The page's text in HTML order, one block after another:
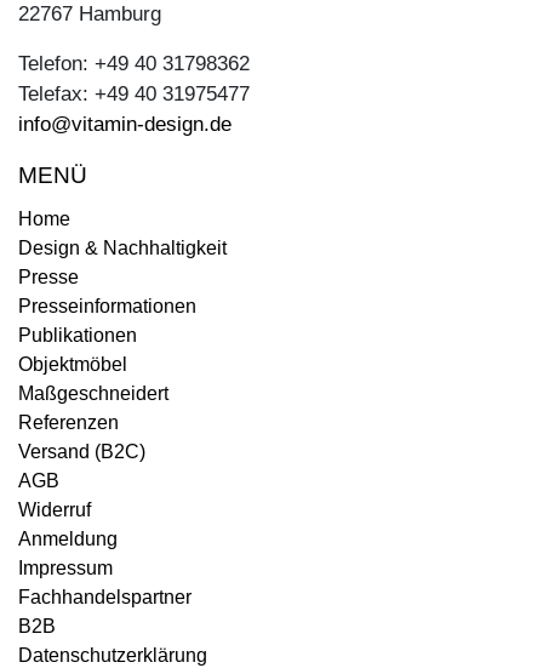
22767 Hamburg
Telefon: +49 40 31798362
Telefax: +49 40 31975477
info@vitamin-design.de
MENÜ
Home
Design & Nachhaltigkeit
Presse
Presseinformationen
Publikationen
Objektmöbel
Maßgeschneidert
Referenzen
Versand (B2C)
AGB
Widerruf
Anmeldung
Impressum
Fachhandelspartner
B2B
Datenschutzerklärung